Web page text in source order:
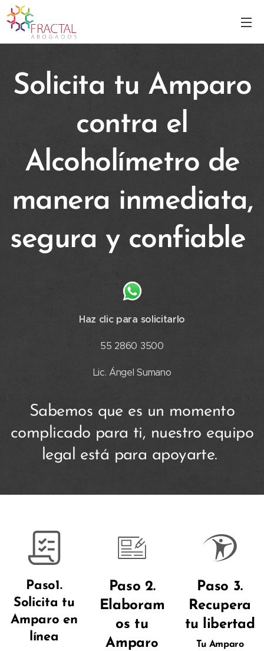
Solicita tu Amparo
contra el
Alcoholímetro de
manera inmediata,
segura y confiable
Haz clic para solicitarlo
55 2860 3500
Lic. Ángel Sumano
Sabemos que es un momento
complicado para ti, nuestro equipo
legal está para apoyarte.
Paso1.
Solicita tu
Amparo en
línea
Paso 2.
Elaboram
os tu
Amparo
Paso 3.
Recupera
tu libertad
Tu Amparo